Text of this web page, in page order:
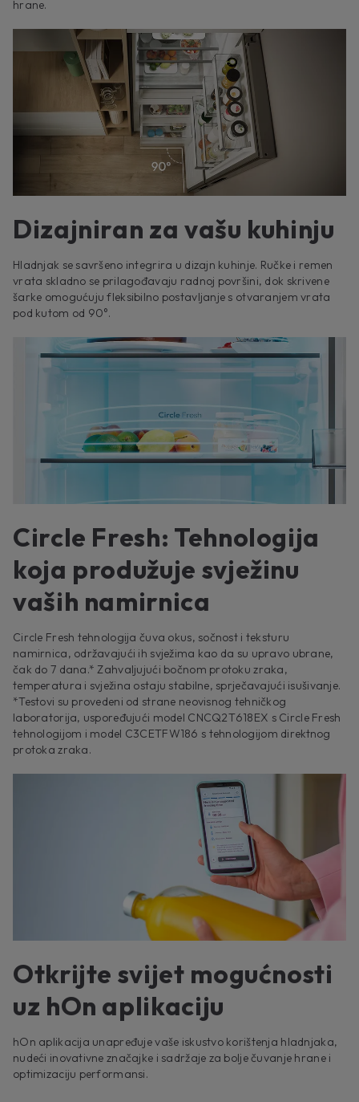
hrane.
Dizajniran za vašu kuhinju
Hladnjak se savršeno integrira u dizajn kuhinje. Ručke i remen
vrata skladno se prilagođavaju radnoj površini, dok skrivene
šarke omogućuju fleksibilno postavljanje s otvaranjem vrata
pod kutom od 90°.
Circle Fresh: Tehnologija
koja produžuje svježinu
vaših namirnica
Circle Fresh tehnologija čuva okus, sočnost i teksturu
namirnica, održavajući ih svježima kao da su upravo ubrane,
čak do 7 dana.* Zahvaljujući bočnom protoku zraka,
temperatura i svježina ostaju stabilne, sprječavajući isušivanje.
*Testovi su provedeni od strane neovisnog tehničkog
laboratorija, uspoređujući model CNCQ2T618EX s Circle Fresh
tehnologijom i model C3CETFW186 s tehnologijom direktnog
protoka zraka.
Otkrijte svijet mogućnosti
uz hOn aplikaciju
hOn aplikacija unapređuje vaše iskustvo korištenja hladnjaka,
nudeći inovativne značajke i sadržaje za bolje čuvanje hrane i
optimizaciju performansi.